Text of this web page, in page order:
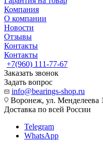
Компания
О компании
Новости
Отзывы
Контакты
Контакты
+7(960) 111-77-67
Заказать звонок
Задать вопрос
info@bearings-shop.ru
Воронеж, ул. Менделеева
Доставка по всей России
Telegram
WhatsApp